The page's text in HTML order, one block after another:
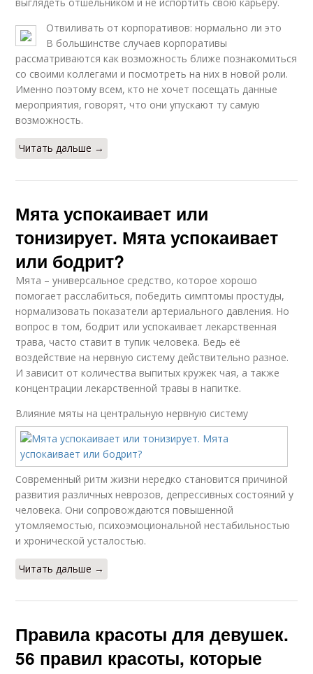
Отвиливать от корпоративов: нормально ли это
В большинстве случаев корпоративы
рассматриваются как возможность ближе познакомиться
со своими коллегами и посмотреть на них в новой роли.
Именно поэтому всем, кто не хочет посещать данные
мероприятия, говорят, что они упускают ту самую
возможность.
Читать дальше →
Мята успокаивает или
тонизирует. Мята успокаивает
или бодрит?
Мята – универсальное средство, которое хорошо
помогает расслабиться, победить симптомы простуды,
нормализовать показатели артериального давления. Но
вопрос в том, бодрит или успокаивает лекарственная
трава, часто ставит в тупик человека. Ведь её
воздействие на нервную систему действительно разное.
И зависит от количества выпитых кружек чая, а также
концентрации лекарственной травы в напитке.
Влияние мяты на центральную нервную систему
Современный ритм жизни нередко становится причиной
развития различных неврозов, депрессивных состояний у
человека. Они сопровождаются повышенной
утомляемостью, психоэмоциональной нестабильностью
и хронической усталостью.
Читать дальше →
Правила красоты для девушек.
56 правил красоты, которые